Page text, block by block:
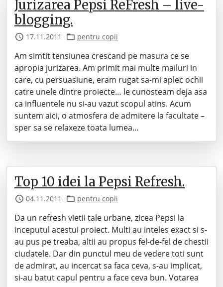
Jurizarea Pepsi ReFresh – live-
blogging.
17.11.2011 pentru copii
Am simtit tensiunea crescand pe masura ce se
apropia jurizarea. Am primit mai multe mailuri in
care, cu persuasiune, eram rugat sa-mi aplec ochii
catre unele dintre proiecte… le cunosteam deja asa
ca influentele nu si-au vazut scopul atins. Acum
suntem aici, o atmosfera de admitere la facultate –
sper sa se relaxeze toata lumea…
Top 10 idei la Pepsi Refresh.
04.11.2011 pentru copii
Da un refresh vietii tale urbane, zicea Pepsi la
inceputul acestui proiect. Multi au inteles exact si s-
au pus pe treaba, altii au propus fel-de-fel de chestii
ciudatele. Dar din punctul meu de vedere toti sunt
de admirat, au incercat sa faca ceva, s-au implicat,
si-au batut capul pentru a face ceva bun. Votarea